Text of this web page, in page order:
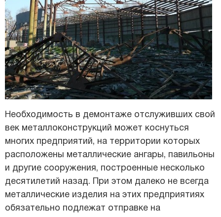
Необходимость в демонтаже отслуживших свой
век металлоконструкций может коснуться
многих предприятий, на территории которых
расположены металлические ангары, павильоны
и другие сооружения, построенные несколько
десятилетий назад. При этом далеко не всегда
металлические изделия на этих предприятиях
обязательно подлежат отправке на